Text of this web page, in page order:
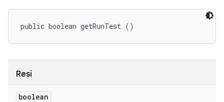
public boolean getRunTest ()
Resi
boolean